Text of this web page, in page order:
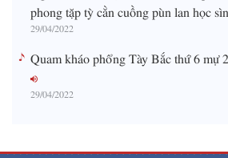
phong tặp tỳ cằn cuồng pùn lan học
29/04/2022
Quam kháo phổng Tày Bắc thứ 6 mự
29/04/2022